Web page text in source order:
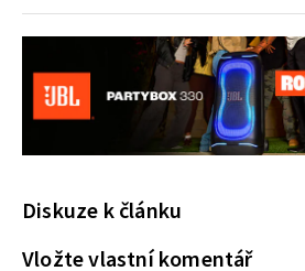
Diskuze k článku
Vložte vlastní komentář